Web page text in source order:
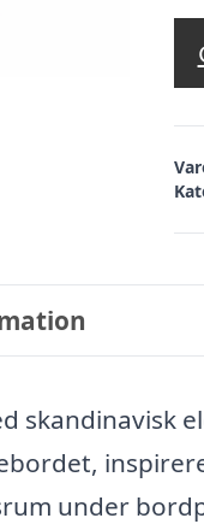
skandinavisk
under